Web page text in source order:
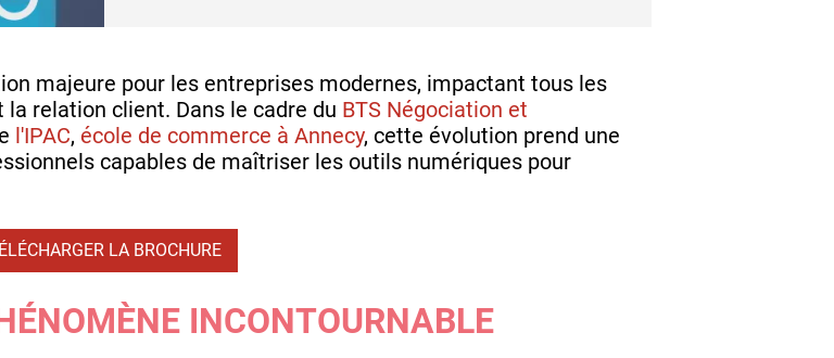
majeure pour les entreprises modernes, impactant tous les
relation client. Dans le cadre du BTS Négociation et
l'IPAC, école de commerce à Annecy, cette évolution prend une
capables de maîtriser les outils numériques pour
LA BROCHURE
INCONTOURNABLE